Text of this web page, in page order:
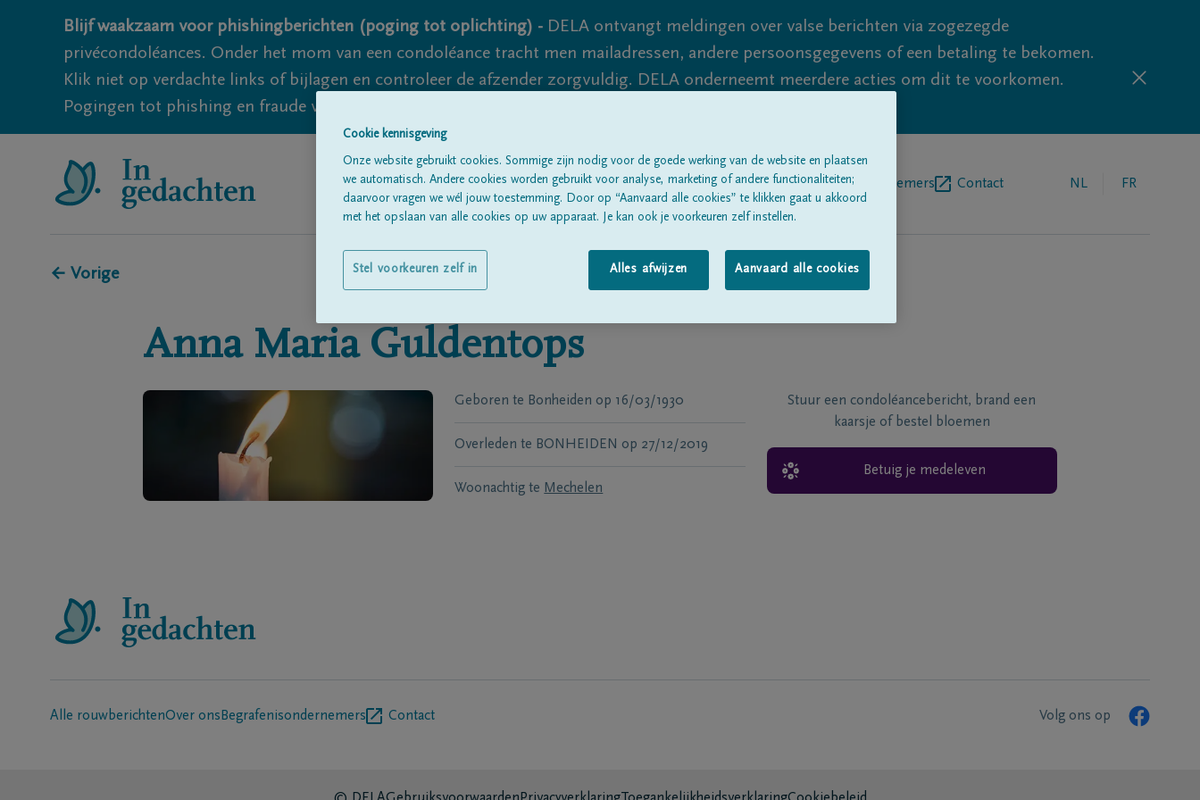
Blijf waakzaam voor phishingberichten (poging tot oplichting) - DELA ontvangt meldingen over valse berichten via zogezegde
privécondoléances. Onder het mom van een condoléance tracht men mailadressen, andere persoonsgegevens of een betaling te bekomen.
Klik niet op verdachte links of bijlagen en controleer de afzender zorgvuldig. DELA onderneemt meerdere acties om dit te voorkomen.
Pogingen tot phishing en fraude vallen echter nooit volledig uit te sluiten, dus blijf waakzaam.
Alle rouwberichten Over onsBegrafenisondernemers Contact NL FR
← Vorige
Anna Maria Guldentops
Geboren te Bonheiden op 16/03/1930
Overleden te BONHEIDEN op 27/12/2019
Woonachtig te Mechelen
Stuur een condoléancebericht, brand een
kaarsje of bestel bloemen
Betuig je medeleven
Alle rouwberichtenOver ons Begrafenisondernemers Contact Volg ons op
Cookie kennisgeving
Onze website gebruikt cookies. Sommige zijn nodig voor de goede werking van de website en plaatsen
we automatisch. Andere cookies worden gebruikt voor analyse, marketing of andere functionaliteiten;
daarvoor vragen we wél jouw toestemming. Door op “Aanvaard alle cookies” te klikken gaat u akkoord
met het opslaan van alle cookies op uw apparaat. Je kan ook je voorkeuren zelf instellen.
Alles afwijzen Aanvaard alle cookies
Stel voorkeuren zelf in